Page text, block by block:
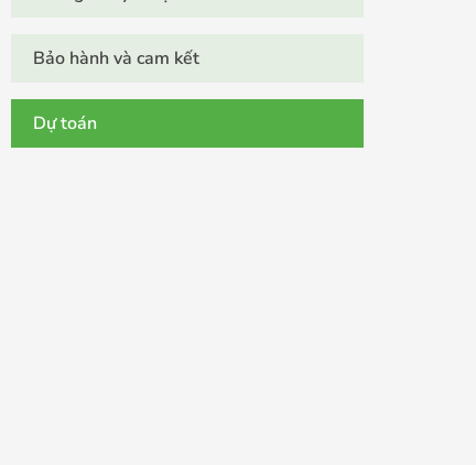
Bảo hành và cam kết
Dự toán